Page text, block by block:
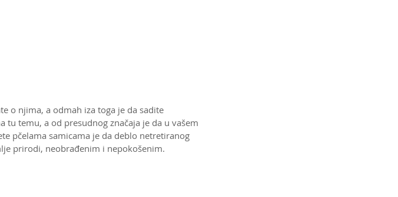
o njima, a odmah iza toga je da sadite
temu, a od presudnog značaja je da u vašem
pčelama samicama je da deblo netretiranog
prirodi, neobrađenim i nepokošenim.